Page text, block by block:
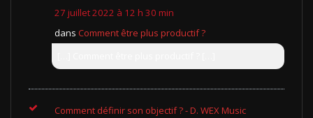
27 juillet 2022 à 12 h 30 min
dans Comment être plus productif ?
Comment définir son objectif ? - D. WEX Music